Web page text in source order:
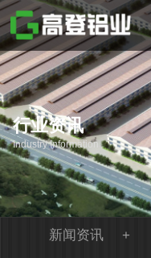
行业资讯
Industry Information
新闻资讯